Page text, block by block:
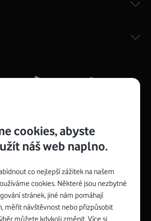
domácnost. Kompaktní rozměry 21
T50B:
jsou 16 x 22 x 7,5 cm (včetně stojánku)
se s Vodafonem
cookies, abyste
náš web naplno.
co nejlepší zážitek na našem
cookies. Některé jsou nezbytné
stránek, jiné nám pomáhají
měřit návštěvnost nebo přizpůsobit
můžete kdykoli změnit. Více si